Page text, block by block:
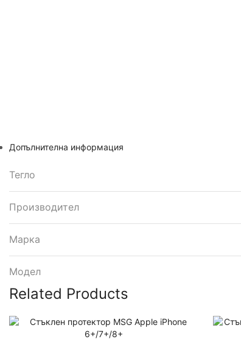
Допълнителна информация
Тегло
Производител
Марка
Модел
Related Products